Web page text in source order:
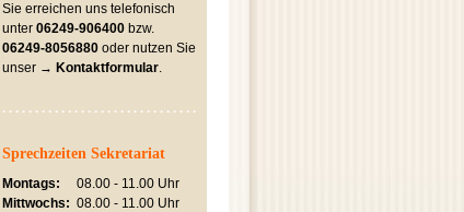
Sie erreichen uns telefonisch
unter 06249-906400bzw.
06249-8056880oder nutzen Sie
unser → Kontaktformular.
Sprechzeiten Sekretariat
Montags: 08.00 - 11.00 Uhr
Mittwochs: 08.00 - 11.00 Uhr